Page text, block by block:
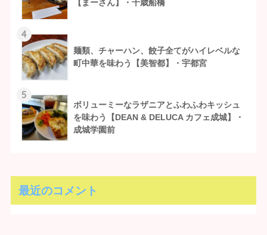
【まーさん】・千歳船橋
4
麺類、チャーハン、餃子全てがハイレベルな
町中華を味わう【美智都】・宇都宮
5
ボリューミーなラザニアとふわふわキッシュ
を味わう【DEAN & DELUCA カフェ成城】・
成城学園前
最近のコメント